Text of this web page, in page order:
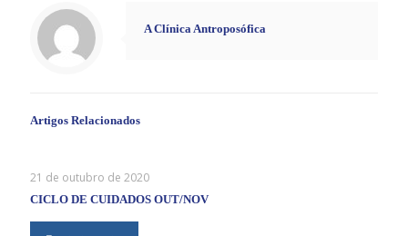
A Clínica Antroposófica
Artigos Relacionados
21 de outubro de 2020
CICLO DE CUIDADOS OUT/NOV